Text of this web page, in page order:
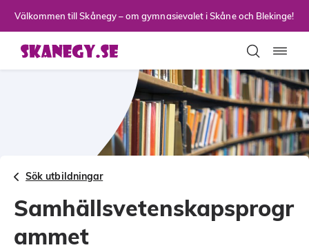
Välkommen till Skånegy – om gymnasievalet i Skåne och Blekinge!
Sök utbildningar
Samhällsvetenskapsprogr
ammet